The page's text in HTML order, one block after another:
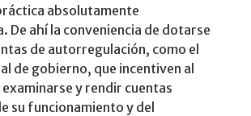
absolutamente
De ahí la conveniencia de dotarse
de autorregulación, como el
de gobierno, que incentiven al
y rendir cuentas
su funcionamiento y del